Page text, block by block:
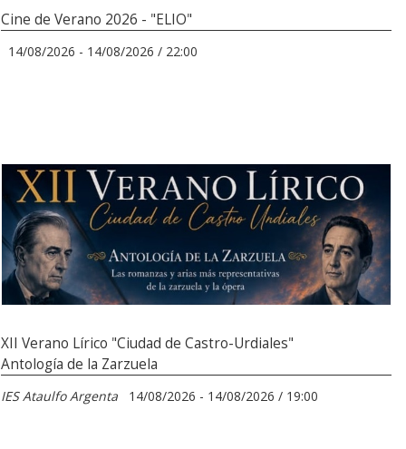
Cine de Verano 2026 - "ELIO"
14/08/2026 - 14/08/2026 / 22:00
XII Verano Lírico "Ciudad de Castro-Urdiales"
Antología de la Zarzuela
IES Ataulfo Argenta 14/08/2026 - 14/08/2026 / 19:00